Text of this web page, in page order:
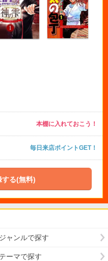
本棚に入れておこう！
毎日来店ポイントGET！
る(無料)
ジャンルで探す
テーマで探す